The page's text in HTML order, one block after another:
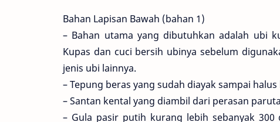
Bahan Lapisan Bawah (bahan 1)
– Bahan utama yang dibutuhkan adalah ubi
Kupas dan cuci bersih ubinya sebelum
jenis ubi lainnya.
– Tepung beras yang sudah diayak sampai
– Santan kental yang diambil dari perasan
– Gula pasir putih kurang lebih sebanyak